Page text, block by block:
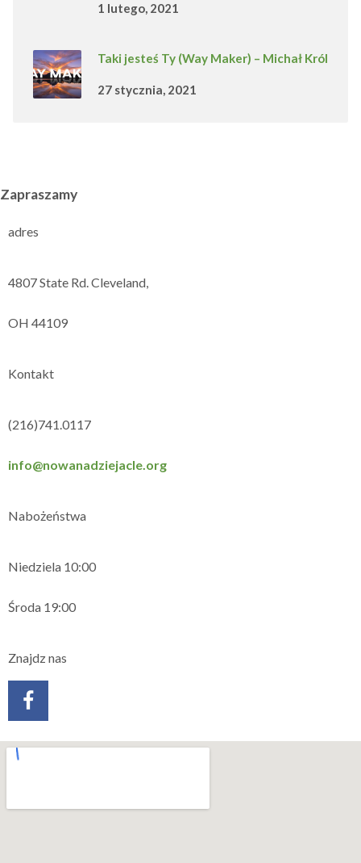
1 lutego, 2021
Taki jesteś Ty (Way Maker) – Michał Król
27 stycznia, 2021
Zapraszamy
adres
4807 State Rd. Cleveland,
OH 44109
Kontakt
(216)741.0117
info@nowanadziejacle.org
Nabożeństwa
Niedziela 10:00
Środa 19:00
Znajdz nas